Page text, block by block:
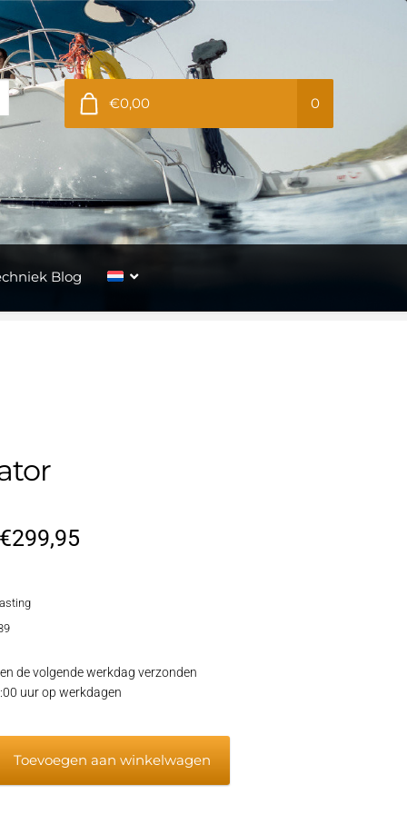
€0,00 0
Blog
Oorspronkelijke
was:
€299,95
de volgende werkdag verzonden
uur op werkdagen
Toevoegen aan winkelwagen